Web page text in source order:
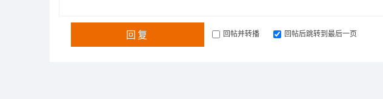
回复 回帖并转播 回帖后跳转到最后一页